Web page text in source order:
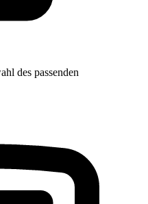
des passenden